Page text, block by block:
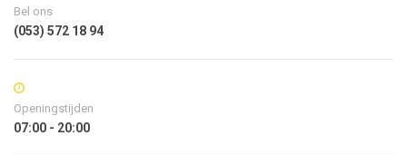
Bel ons
(053) 572 18 94
Openingstijden
07:00 - 20:00